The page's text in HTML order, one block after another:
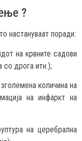
?
настануваат поради:
на крвните садови
со дрога итн.);
количина на
на инфаркт на
на церебрална